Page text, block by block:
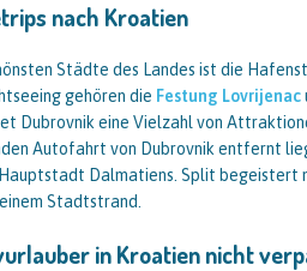
nach Kroatien
Städte des Landes ist die
gehören die Festung Lovrijenac
Dubrovnik eine Vielzahl von
Autofahrt von Dubrovnik entfernt
Dalmatiens. Split begeistert
Stadtstrand.
in Kroatien nicht